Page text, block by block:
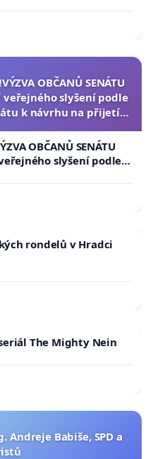
OBČANŮ SENÁTU
veřejného slyšení podle
k návrhu na přijetí
OBČANŮ SENÁTU
slyšení podle §
návrhu na přijetí
rondelů v Hradci
The Mighty Nein
Andreje Babiše, SPD a